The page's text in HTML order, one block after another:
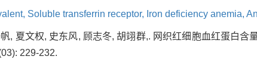
Soluble transferrin receptor, Iron deficiency anemia,
, 夏文权, 史东风, 顾志冬, 胡翊群,. 网织红细胞血红蛋白含
229-232.